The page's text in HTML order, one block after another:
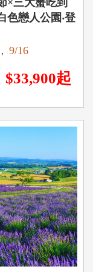
×三大蟹吃到
色戀人公園‧登
, 9/16
$33,900起